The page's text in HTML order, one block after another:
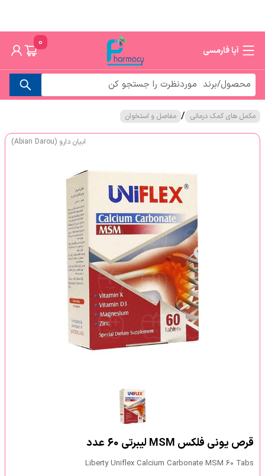
آپا فارمسی
0
مکمل های کمک درمانی / مفاصل و استخوان
ابیان دارو (Abian Darou)
قرص یونی فلکس MSM لیبرتی 60 عدد
Liberty Uniflex Calcium Carbonate MSM 60 Tabs